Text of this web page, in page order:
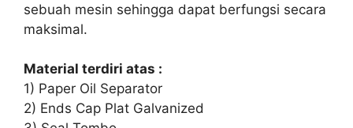
sebuah mesin sehingga dapat berfungsi secara
maksimal.
Material terdiri atas :
1) Paper Oil Separator
2) Ends Cap Plat Galvanized